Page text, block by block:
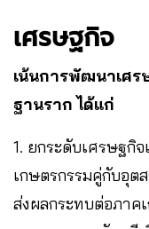
เศรษฐกิจ
เน้นการพัฒนาเศร
ฐานราก ได้แก่
1. ยกระดับเศรษฐกิ
เกษตรกรรมคู่กับอุต
ส่งผลกระทบต่อภา